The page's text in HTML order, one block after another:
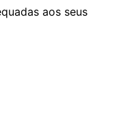
aos seus